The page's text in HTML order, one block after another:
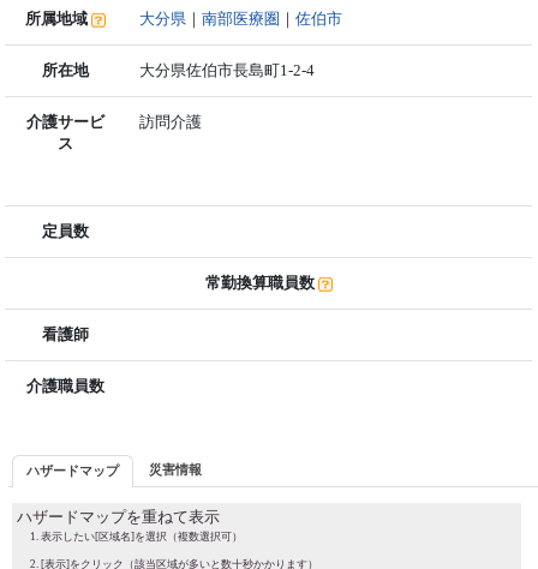
所属地域 大分県 ｜南部医療圏 ｜佐伯市
所在地 大分県佐伯市長島町1-2-4
介護サービ
ス
訪問介護
定員数
常勤換算職員数
看護師
介護職員数
ハザードマップ 災害情報
ハザードマップを重ねて表示
表示したい[区域名]を選択（複数選択可）
[表示]をクリック（該当区域が多いと数十秒かかります）